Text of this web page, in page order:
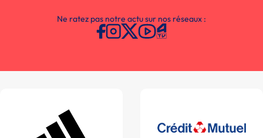
Ne ratez pas notre actu sur nos réseaux :